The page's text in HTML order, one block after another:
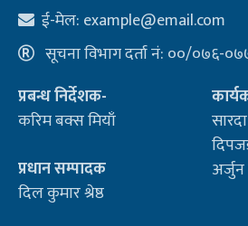
ई-मेल: example@email.com
सूचना विभाग दर्ता नं: ००/०७६-
प्रबन्ध निर्देशक-
करिम बक्स मियाँ
प्रधान सम्पादक
दिल कुमार श्रेष्ठ